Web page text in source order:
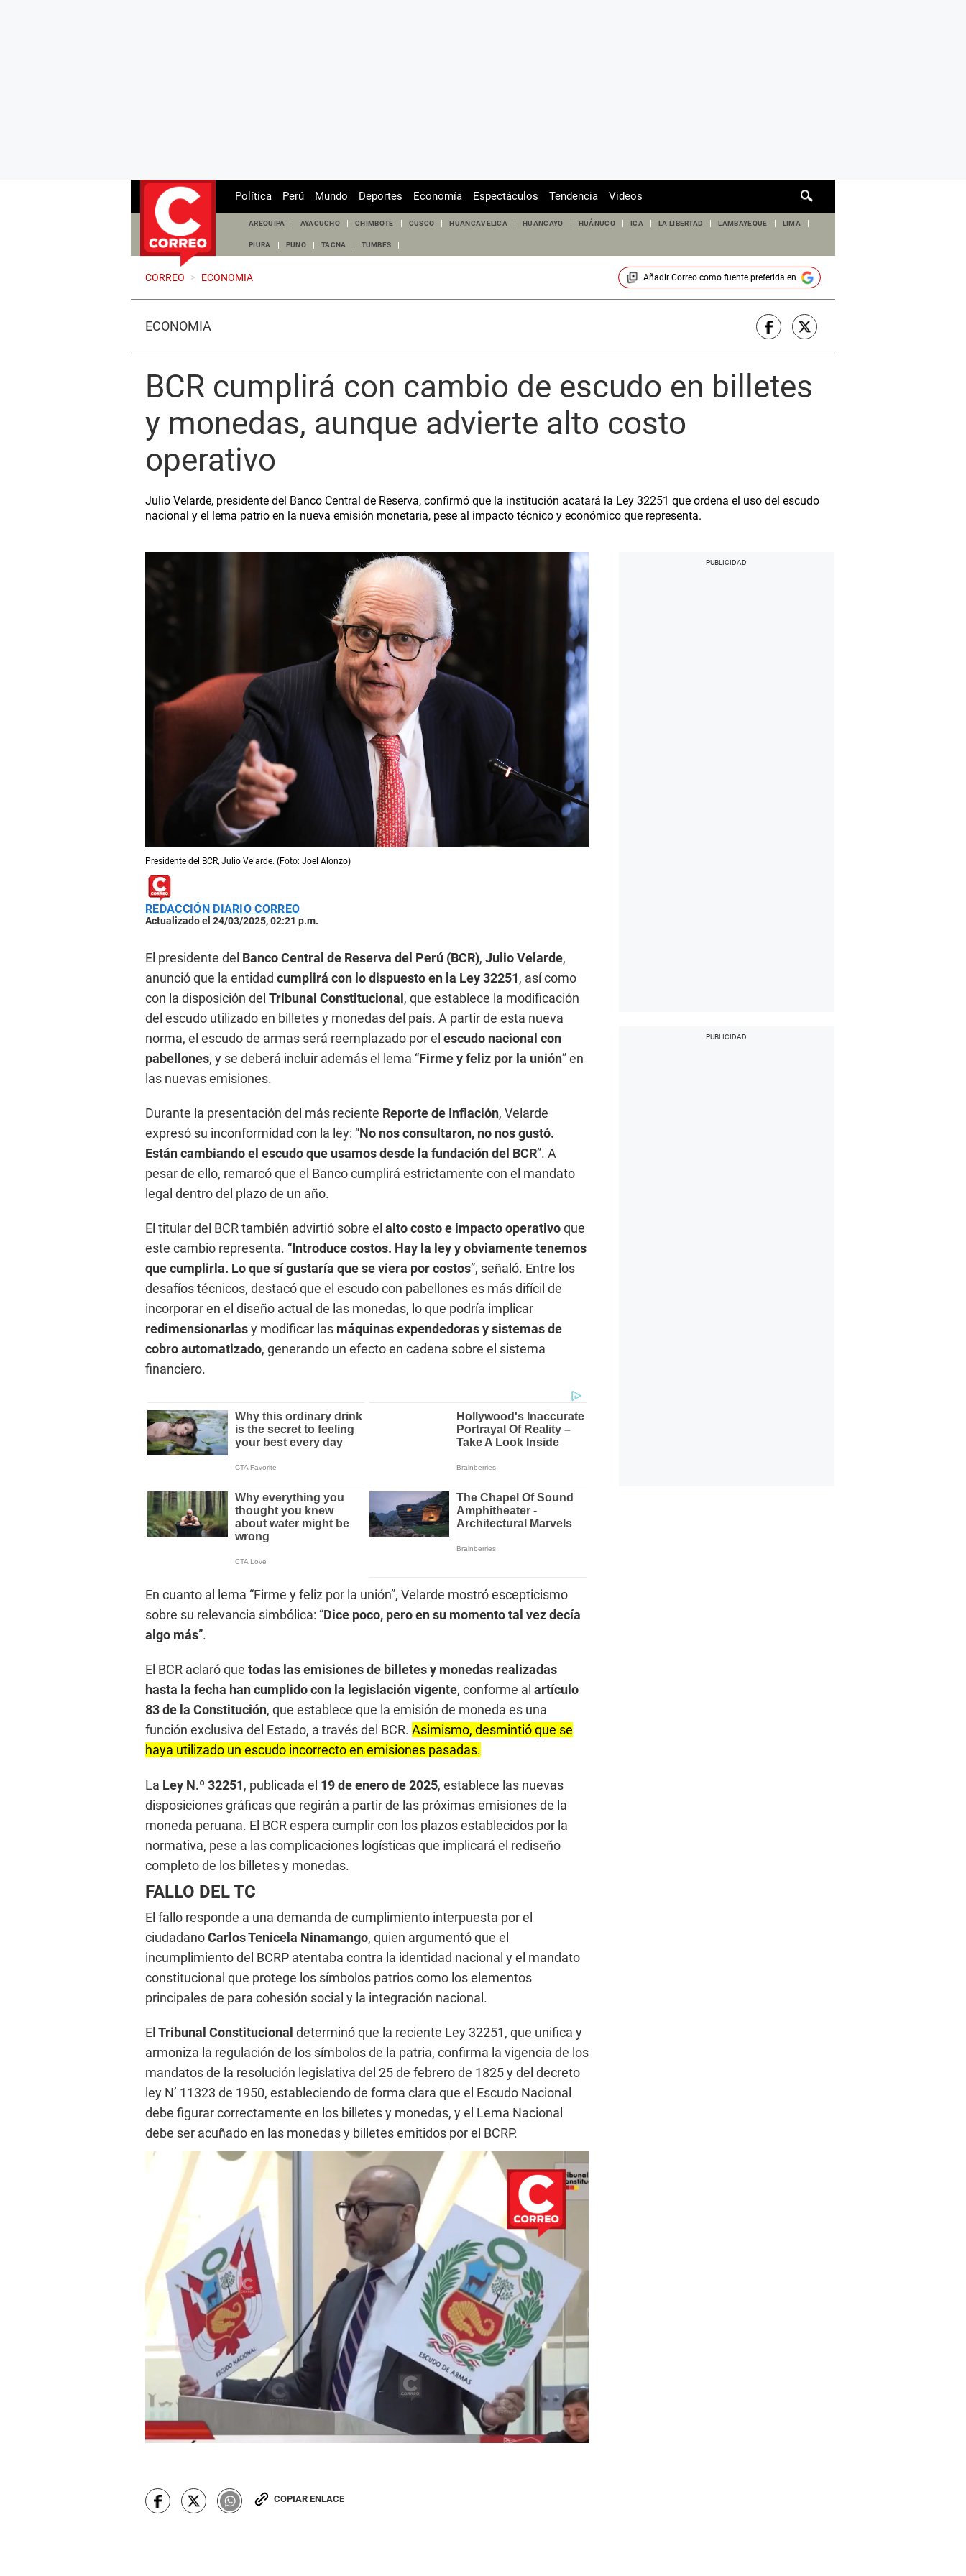
de
Política Perú Mundo Deportes Economía Espectáculos Tendencia Videos
AREQUIPA AYACUCHO CHIMBOTE CUSCO HUANCAVELICA HUANCAYO HUÁNUCO ICA LA LIBERTAD LAMBAYEQUE LIMA
PIURA PUNO TACNA TUMBES
CORREO > ECONOMIA Añadir Correocomo fuente preferida en
ECONOMÍA
BCR cumplirá con cambio de escudo en billetes
y monedas, aunque advierte alto costo
operativo
Julio Velarde, presidente del Banco Central de Reserva, confirmó que la institución acatará la Ley 32251 que ordena el uso del escudo
nacional y el lema patrio en la nueva emisión monetaria, pese al impacto técnico y económico que representa.
Presidente del BCR, Julio Velarde. (Foto: Joel Alonzo)
REDACCIÓN DIARIO CORREO
Actualizado el 24/03/2025, 02:21 p.m.
El presidente del Banco Central de Reserva del Perú (BCR), Julio Velarde,
anunció que la entidad cumplirá con lo dispuesto en la Ley 32251, así como
con la disposición del Tribunal Constitucional , que establece la modificación
del escudo utilizado en billetes y monedas del país. A partir de esta nueva
norma, el escudo de armas será reemplazado por el escudo nacional con
pabellones, y se deberá incluir además el lema “Firme y feliz por la unión” en
las nuevas emisiones.
Durante la presentación del más reciente Reporte de Inflación, Velarde
expresó su inconformidad con la ley: “No nos consultaron, no nos gustó.
Están cambiando el escudo que usamos desde la fundación del BCR”. A
pesar de ello, remarcó que el Banco cumplirá estrictamente con el mandato
legal dentro del plazo de un año.
El titular del BCR también advirtió sobre el alto costo e impacto operativoque
este cambio representa. “Introduce costos. Hay la ley y obviamente tenemos
que cumplirla. Lo que sí gustaría que se viera por costos”, señaló. Entre los
desafíos técnicos, destacó que el escudo con pabellones es más difícil de
incorporar en el diseño actual de las monedas, lo que podría implicar
redimensionarlasy modificar las máquinas expendedoras y sistemas de
cobro automatizado, generando un efecto en cadena sobre el sistema
financiero.
En cuanto al lema “Firme y feliz por la unión”, Velarde mostró escepticismo
sobre su relevancia simbólica: “Dice poco, pero en su momento tal vez decía
algo más”.
El BCR aclaró que todas las emisiones de billetes y monedas realizadas
hasta la fecha han cumplido con la legislación vigente, conforme al artículo
83 de la Constitución, que establece que la emisión de moneda es una
función exclusiva del Estado, a través del BCR. Asimismo, desmintió que se
haya utilizado un escudo incorrecto en emisiones pasadas.
La Ley N.º 32251, publicada el 19 de enero de 2025, establece las nuevas
disposiciones gráficas que regirán a partir de las próximas emisiones de la
moneda peruana. El BCR espera cumplir con los plazos establecidos por la
normativa, pese a las complicaciones logísticas que implicará el rediseño
completo de los billetes y monedas.
FALLO DEL TC
El fallo responde a una demanda de cumplimiento interpuesta por el
ciudadanoCarlos Tenicela Ninamango, quien argumentó que el
incumplimiento del BCRP atentaba contra la identidad nacional y el mandato
constitucional que protege los símbolos patrios como los elementos
principales de para cohesión social y la integración nacional.
El Tribunal Constitucional determinó que la reciente Ley 32251, que unifica y
armoniza la regulación de los símbolos de la patria, confirma la vigencia de los
mandatos de la resolución legislativa del 25 de febrero de 1825 y del decreto
ley N’ 11323 de 1950, estableciendo de forma clara que el Escudo Nacional
debe figurar correctamente en los billetes y monedas, y el Lema Nacional
debe ser acuñado en las monedas y billetes emitidos por el BCRP.
COPIAR ENLACE